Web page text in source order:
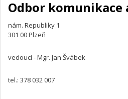
Odbor
nám. Republiky 1
301 00 Plzeň
vedoucí - Mgr. Jan Švábek
tel.: 378 032 007